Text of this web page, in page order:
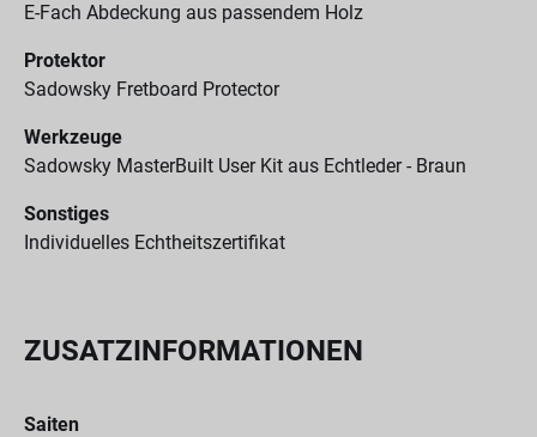
E-Fach Abdeckung aus passendem Holz
Protektor
Sadowsky Fretboard Protector
Werkzeuge
Sadowsky MasterBuilt User Kit aus Echtleder - Braun
Sonstiges
Individuelles Echtheitszertifikat
ZUSATZINFORMATIONEN
Saiten